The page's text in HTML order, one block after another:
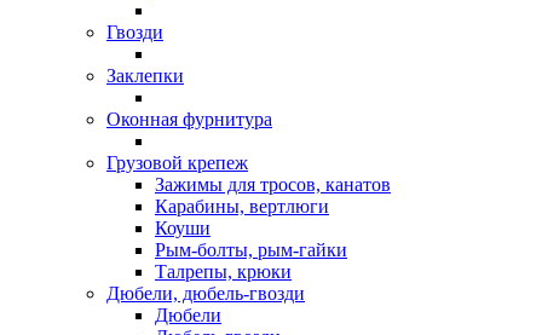
Гвозди
Заклепки
Оконная фурнитура
Грузовой крепеж
Зажимы для тросов, канатов
Карабины, вертлюги
Коуши
Рым-болты, рым-гайки
Талрепы, крюки
Дюбели, дюбель-гвозди
Дюбели